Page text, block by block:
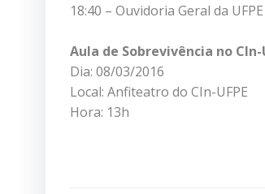
18:40 – Ouvidoria Geral da UFPE
Aula de Sobrevivência no CIn-
Dia: 08/03/2016
Local: Anfiteatro do CIn-UFPE
Hora: 13h